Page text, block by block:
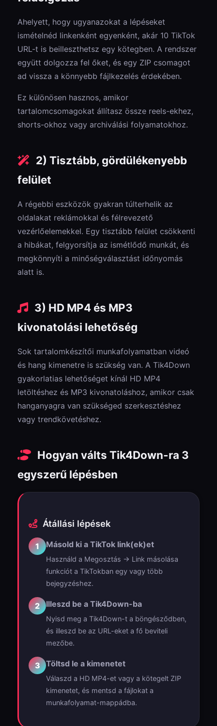
Ahelyett, hogy ugyanazokat a lépéseket
ismételnéd linkenként egyenként, akár 10 TikTok
URL-t is beilleszthetsz egy kötegben. A rendszer
együtt dolgozza fel őket, és egy ZIP csomagot
ad vissza a könnyebb fájlkezelés érdekében.
Ez különösen hasznos, amikor
tartalomcsomagokat állítasz össze reels-ekhez,
shorts-okhoz vagy archiválási folyamatokhoz.
2) Tisztább, gördülékenyebb
felület
A régebbi eszközök gyakran túlterhelik az
oldalakat reklámokkal és félrevezető
vezérlőelemekkel. Egy tisztább felület csökkenti
a hibákat, felgyorsítja az ismétlődő munkát, és
megkönnyíti a minőségválasztást időnyomás
alatt is.
3) HD MP4 és MP3
kivonatolási lehetőség
Sok tartalomkészítői munkafolyamatban videó
és hang kimenetre is szükség van. A Tik4Down
gyakorlatias lehetőséget kínál HD MP4
letöltéshez és MP3 kivonatoláshoz, amikor csak
hanganyagra van szükséged szerkesztéshez
vagy trendkövetéshez.
Hogyan válts Tik4Down-ra 3
egyszerű lépésben
Átállási lépések
1 Másold ki a TikTok link(ek)et
Használd a Megosztás → Link másolása
funkciót a TikTokban egy vagy több
bejegyzéshez.
2 Illeszd be a Tik4Down-ba
Nyisd meg a Tik4Down-t a böngésződben,
és illeszd be az URL-eket a fő beviteli
mezőbe.
3 Töltsd le a kimenetet
Válaszd a HD MP4-et vagy a kötegelt ZIP
kimenetet, és mentsd a fájlokat a
munkafolyamat-mappádba.